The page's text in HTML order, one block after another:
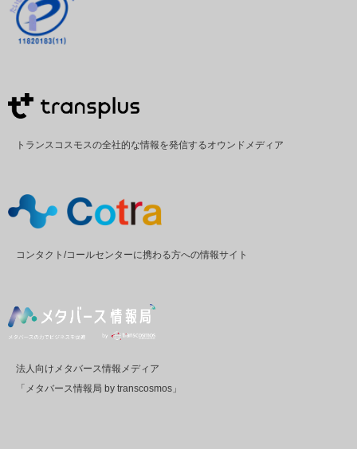
トランスコスモスの全社的な情報を発信するオウンドメディア
コンタクト/コールセンターに携わる方への情報サイト
法人向けメタバース情報メディア
「メタバース情報局 by transcosmos」